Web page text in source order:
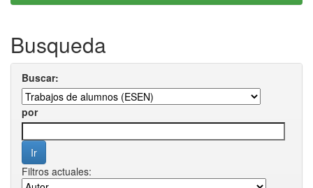
Busqueda
Buscar:
por
Filtros actuales: